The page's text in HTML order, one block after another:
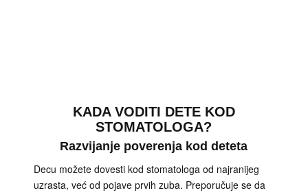
KADA VODITI DETE KOD
STOMATOLOGA?
Razvijanje poverenja kod deteta
Decu možete dovesti kod stomatologa od najranijeg
uzrasta, već od pojave prvih zuba. Preporučuje se da